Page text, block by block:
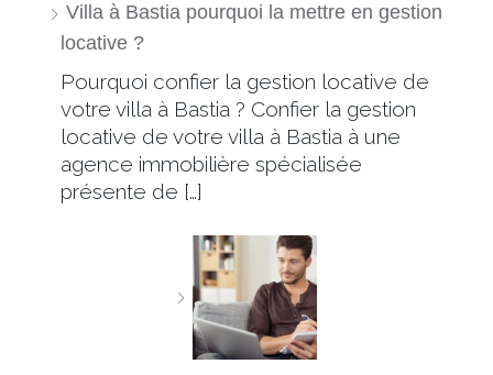
Villa à Bastia pourquoi la mettre en gestion
locative ?
Pourquoi confier la gestion locative de
votre villa à Bastia ? Confier la gestion
locative de votre villa à Bastia à une
agence immobilière spécialisée
présente de […]